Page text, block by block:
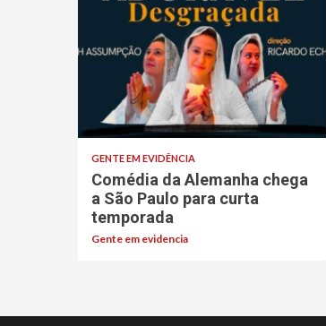
GENTE EM EVIDÊNCIA
Comédia da Alemanha chega
a São Paulo para curta
temporada
Gente em evidencia